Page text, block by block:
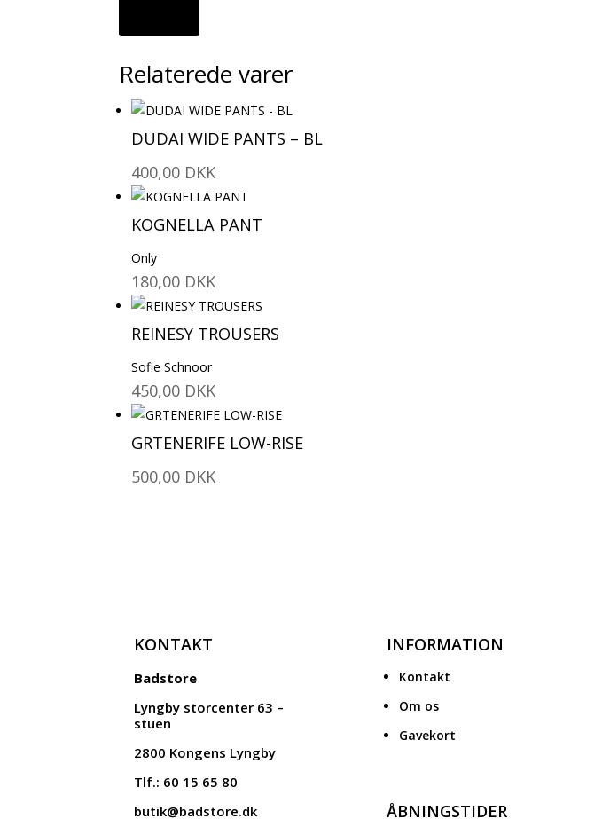
Relaterede varer
DUDAI WIDE PANTS – BL
400,00 DKK
KOGNELLA PANT
Only
180,00 DKK
REINESY TROUSERS
Sofie Schnoor
450,00 DKK
GRTENERIFE LOW-RISE
500,00 DKK
KONTAKT
Badstore
Lyngby storcenter 63 –
stuen
2800 Kongens Lyngby
Tlf.: 60 15 65 80
butik@badstore.dk
INFORMATION
Kontakt
Om os
Gavekort
ÅBNINGSTIDER